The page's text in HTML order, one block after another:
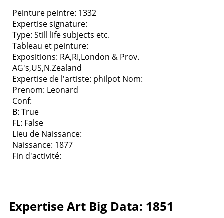
Peinture peintre: 1332
Expertise signature:
Type: Still life subjects etc.
Tableau et peinture:
Expositions: RA,RI,London & Prov.
AG's,US,N.Zealand
Expertise de l'artiste: philpot Nom:
Prenom: Leonard
Conf:
B: True
FL: False
Lieu de Naissance:
Naissance: 1877
Fin d'activité:
Expertise Art Big Data: 1851